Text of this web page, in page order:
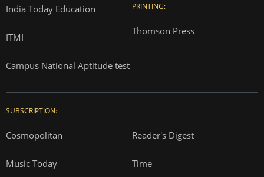
India Today Education
ITMI
Campus National Aptitude test
PRINTING:
Thomson Press
SUBSCRIPTION:
Cosmopolitan Reader's Digest
Music Today Time